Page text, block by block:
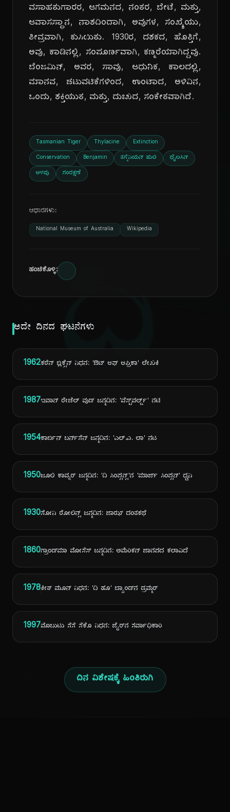
ದಿ
ವಸಾಹತುಗಾರರ, ಆಗಮನದ, ನಂತರ, ಬೇಟೆ, ಮತ್ತು,
ಆವಾಸಸ್ಥಾನ, ನಾಶದಿಂದಾಗಿ, ಅವುಗಳ, ಸಂಖ್ಯೆಯು,
ತೀವ್ರವಾಗಿ, ಕುಸಿಯಿತು. 1930ರ, ದಶಕದ, ಹೊತ್ತಿಗೆ,
ಅವು, ಕಾಡಿನಲ್ಲಿ, ಸಂಪೂರ್ಣವಾಗಿ, ಕಣ್ಮರೆಯಾಗಿದ್ದವು.
ಬೆಂಜಮಿನ್, ಅವರ, ಸಾವು, ಆಧುನಿಕ, ಕಾಲದಲ್ಲಿ,
ಮಾನವ, ಚಟುವಟಿಕೆಗಳಿಂದ, ಉಂಟಾದ, ಅಳಿವಿನ,
ಒಂದು, ಶಕ್ತಿಯುತ, ಮತ್ತು, ದುಃಖದ, ಸಂಕೇತವಾಗಿದೆ.
Tasmanian Tiger Thylacine Extinction
Conservation Benjamin ತಸ್ಮೆನಿಯನ್ ಹುಲಿ ಥೈಲಸಿನ್
ಅಳಿವು ಸಂರಕ್ಷಣೆ
ಆಧಾರಗಳು:
National Museum of Australia Wikipedia
ಹಂಚಿಕೊಳ್ಳಿ:
ಅದೇ ದಿನದ ಘಟನೆಗಳು
1962ಕರೆನ್ ಬ್ಲಿಕ್ಸೆನ್ ನಿಧನ: 'ಔಟ್ ಆಫ್ ಆಫ್ರಿಕಾ' ಲೇಖಕಿ
1987ಇವಾನ್ ರೇಚೆಲ್ ವುಡ್ ಜನ್ಮದಿನ: 'ವೆಸ್ಟ್‌ವರ್ಲ್ಡ್' ನಟಿ
1954ಕಾರ್ಬಿನ್ ಬರ್ನ್‌ಸೆನ್ ಜನ್ಮದಿನ: 'ಎಲ್.ಎ. ಲಾ' ನಟ
1950ಜೂಲಿ ಕಾವ್ನರ್ ಜನ್ಮದಿನ: 'ದಿ ಸಿಂಪ್ಸನ್ಸ್'ನ 'ಮಾರ್ಜ್ ಸಿಂಪ್ಸನ್' ಧ್ವನಿ
1930ಸೋನಿ ರೋಲಿನ್ಸ್ ಜನ್ಮದಿನ: ಜಾಝ್ ದಂತಕಥೆ
1860ಗ್ರಾಂಡ್‌ಮಾ ಮೋಸೆಸ್ ಜನ್ಮದಿನ: ಅಮೆರಿಕನ್ ಜಾನಪದ ಕಲಾವಿದೆ
1978ಕೀತ್ ಮೂನ್ ನಿಧನ: 'ದಿ ಹೂ' ಬ್ಯಾಂಡ್‌ನ ಡ್ರಮ್ಮರ್
1997ಮೊಬುಟು ಸೆಸೆ ಸೆಕೊ ನಿಧನ: ಜೈರ್‌ನ ಸರ್ವಾಧಿಕಾರಿ
ದಿನ ವಿಶೇಷಕ್ಕೆ ಹಿಂತಿರುಗಿ